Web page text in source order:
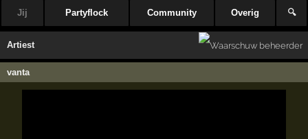
Jij Partyflock Community Overig 🔍
Artiest
vanta